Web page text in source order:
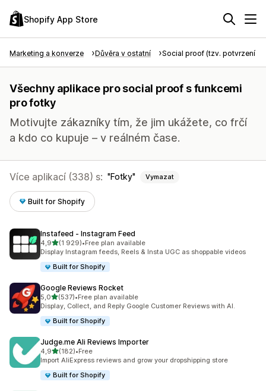
Shopify App Store
Marketing a konverze Důvěra v ostatní Social proof (tzv. potvrzení
Všechny aplikace pro social proof s funkcemi
pro fotky
Motivujte zákazníky tím, že jim ukážete, co frčí
a kdo co kupuje – v reálném čase.
Více aplikací (338) s: Fotky Vymazat
Built for Shopify
Instafeed ‑ Instagram Feed
4,9z 5 hvězd
(1 929)
Celkový počet recenzí: 1929
•Free plan available
Display Instagram feeds, Reels & Insta UGC as shoppable videos
Built for Shopify
Google Reviews Rocket
5,0z 5 hvězd
(537)
Celkový počet recenzí: 537
•Free plan available
Display, Collect, and Reply Google Customer Reviews with AI.
Built for Shopify
Judge.me Ali Reviews Importer
4,9z 5 hvězd
(182)
Celkový počet recenzí: 182
•Free
Import AliExpress reviews and grow your dropshipping store
Built for Shopify